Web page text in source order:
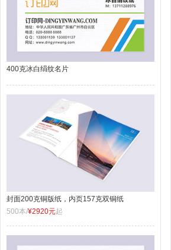
400克冰白绢纹名片
封面200克铜版纸，内页157克双铜纸
500本/¥2920元起